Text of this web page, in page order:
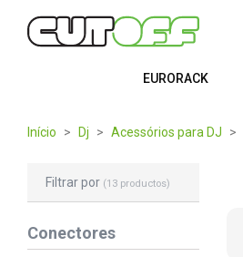
EURORACK
Início Dj Acessórios para DJ
Filtrar por (13 productos)
Conectores